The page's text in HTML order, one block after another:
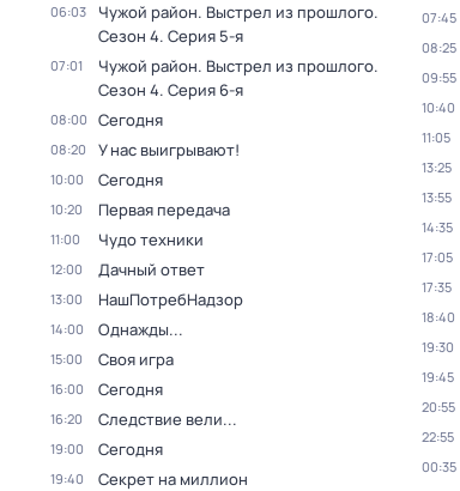
06:03 Чужой район. Выстрел из прошлого.
Сезон 4. Серия 5-я
07:01 Чужой район. Выстрел из прошлого.
Сезон 4. Серия 6-я
08:00 Сегодня
08:20 У нас выигрывают!
10:00 Сегодня
10:20 Первая передача
11:00 Чудо техники
12:00 Дачный ответ
13:00 НашПотребНадзор
14:00 Однажды...
15:00 Своя игра
16:00 Сегодня
16:20 Следствие вели...
19:00 Сегодня
19:40 Секрет на миллион
07:45
08:25
09:55
10:40
11:05
13:25
13:55
14:35
17:05
17:35
18:40
19:30
19:45
20:55
22:55
00:35